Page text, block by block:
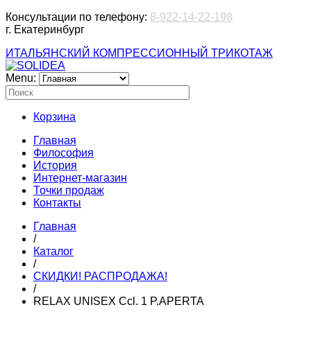
Консультации по телефону: 8-922-14-22-198
г. Екатеринбург
ИТАЛЬЯНСКИЙ КОМПРЕССИОННЫЙ ТРИКОТАЖ
Menu:
Корзина
Главная
Философия
История
Интернет-магазин
Точки продаж
Контакты
Главная
/
Каталог
/
СКИДКИ! РАСПРОДАЖА!
/
RELAX UNISEX Ccl. 1 P.APERTA